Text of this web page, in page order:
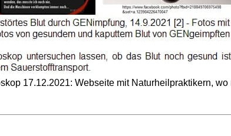
17.12.2021: Webseite mit Naturheilpraktikern,